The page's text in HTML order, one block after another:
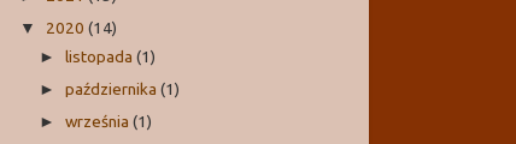
▼ 2020 (14)
►listopada(1)
►października(1)
►września(1)